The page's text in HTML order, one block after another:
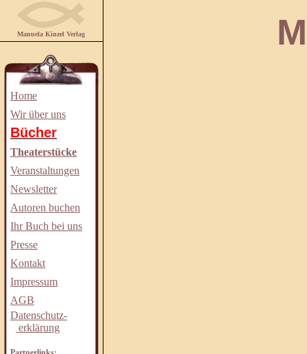
Manuela Kinzel Verlag
Home
Wir über uns
Bücher
Theaterstücke
Veranstaltungen
Newsletter
Autoren buchen
Ihr Buch bei uns
Presse
Kontakt
Impressum
AGB
Datenschutz-
erklärung